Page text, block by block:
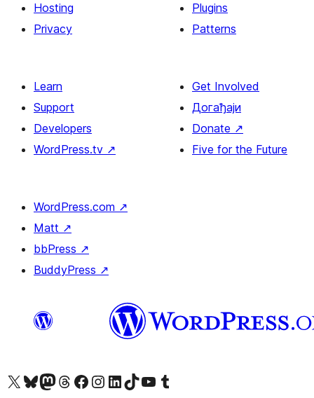
Hosting
Privacy
Plugins
Patterns
Learn
Support
Developers
WordPress.tv ↗
Get Involved
Догађаји
Donate ↗
Five for the Future
WordPress.com ↗
Matt ↗
bbPress ↗
BuddyPress ↗
Visit our X (formerly Twitter) account
Посетите наш Bluesky налог
Visit our Mastodon account
Посетите наш налог на Threads-у Visit our Facebook pageПосетите наш Инстаграм налог
Visit our LinkedIn account
Посетите наш TikTok налог
Visit our YouTube channel
Посетите наш Tumblr налог